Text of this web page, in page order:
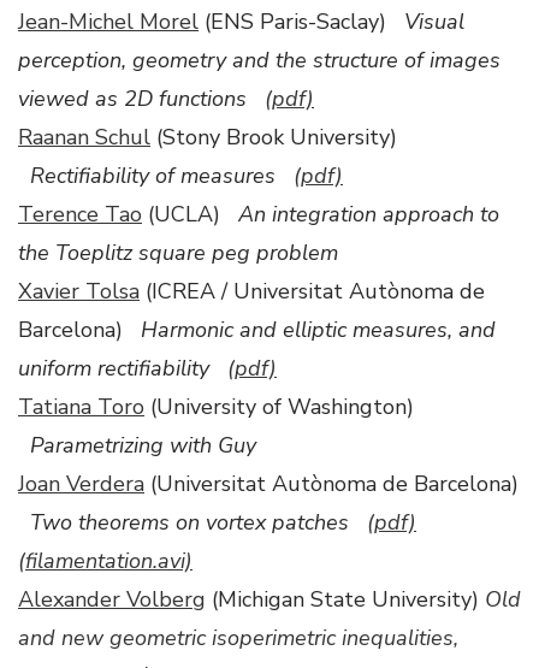
Jean-Michel Morel (ENS Paris-Saclay)
Visual
perception, geometry and the structure of images
viewed as 2D functions (pdf)
Raanan Schul (Stony Brook University)
Rectifiability of measures (pdf)
Terence Tao (UCLA) An integration approach to
the Toeplitz square peg problem
Xavier Tolsa (ICREA / Universitat Autònoma de
Barcelona) Harmonic and elliptic measures, and
uniform rectifiability (pdf)
Tatiana Toro (University of Washington)
Parametrizing with Guy
Joan Verdera (Universitat Autònoma de Barcelona)
Two theorems on vortex patches (pdf)
(filamentation.avi)
Alexander Volberg (Michigan State University) Old
and new geometric isoperimetric inequalities,